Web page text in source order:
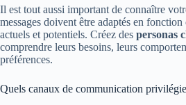
Il est tout aussi important de connaître
messages doivent être adaptés en
actuels et potentiels. Créez des personas
comprendre leurs besoins, leurs
préférences.
Quels canaux de communication